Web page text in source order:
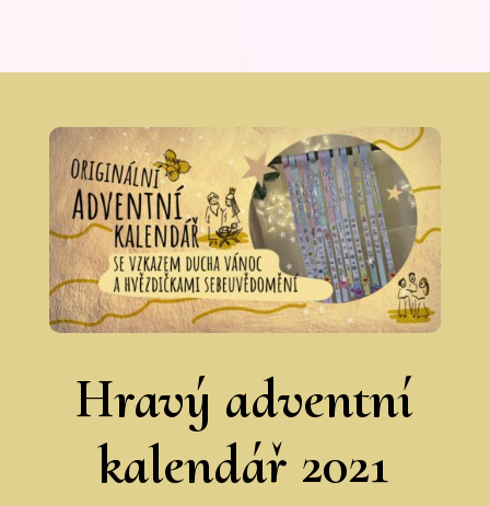
Hravý adventní
kalendář 2021